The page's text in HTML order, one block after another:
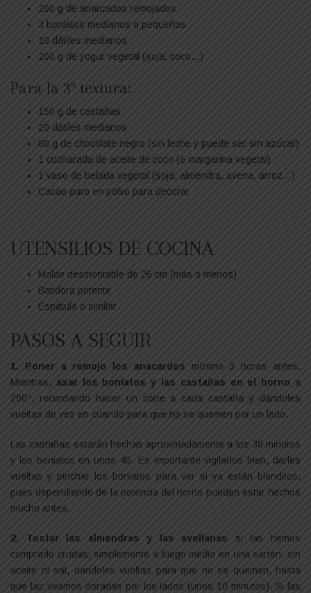
200 g de anarcados remojados
3 boniatos medianos o pequeños
10 dátiles medianos
200 g de yogur vegetal (soja, coco…)
Para la 3ª textura:
150 g de castañas
20 dátiles medianos
80 g de chocolate negro (sin leche y puede ser sin azúcar)
1 cucharada de aceite de coco (o margarina vegetal)
1 vaso de bebida vegetal (soja, almendra, avena, arroz…)
Cacao puro en polvo para decorar
UTENSILIOS DE COCINA
Molde desmontable de 26 cm (más o menos)
Batidora potente
Espátula o similar
PASOS A SEGUIR
1. Poner a remojo los anacardos mínimo 3 horas antes.
Mientras, asar los boniatos y las castañas en el horno a
200º, recordando hacer un corte a cada castaña y dándoles
vueltas de vez en cuando para que no se quemen por un lado.
Las castañas estarán hechas aproximadamente a los 30 minutos
y los boniatos en unos 45. Es importante vigilarlos bien, darles
vueltas y pinchar los boniatos para ver si ya están blanditos,
pues dependiendo de la potencia del horno pueden estar hechos
mucho antes.
2. Tostar las almendras y las avellanas si las hemos
comprado crudas, simplemente a fuego medio en una sartén, sin
aceite ni sal, dándoles vueltas para que no se quemen, hasta
que las veamos doradas por los lados (unos 10 minutos). Si las